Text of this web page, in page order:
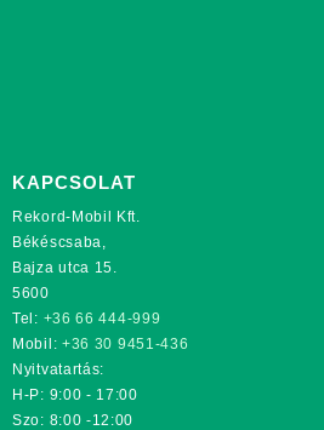
KAPCSOLAT
Rekord-Mobil Kft.
Békéscsaba,
Bajza utca 15.
5600
Tel: +36 66 444-999
Mobil: +36 30 9451-436
Nyitvatartás:
H-P: 9:00 - 17:00
Szo: 8:00 -12:00